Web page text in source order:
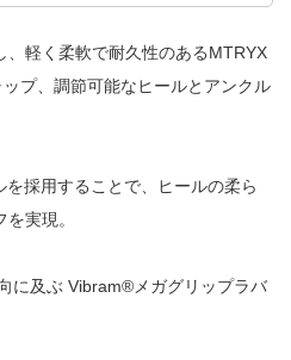
軽く柔軟で耐久性のあるMTRYX
プ、調節可能なヒールとアンクル
採用することで、ヒールの柔ら
実現。
に及ぶ Vibram®メガグリップラバ